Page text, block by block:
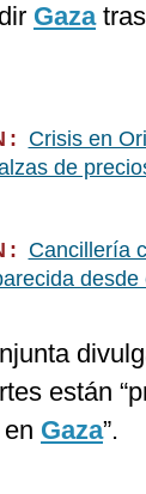
Gaza
Crisis en
de
Cancillería
están
Gaza”.